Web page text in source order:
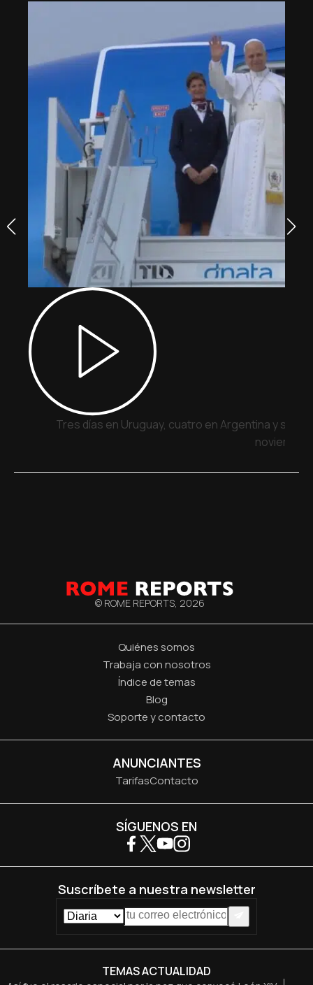
Tres días en Uruguay, cuatro en Argentina y
noviembre
© ROME REPORTS, 2026
Quiénes somos
Trabaja con nosotros
Índice de temas
Blog
Soporte y contacto
ANUNCIANTES
TarifasContacto
TEMAS ACTUALIDAD
SÍGUENOS EN
Suscríbete a nuestra newsletter